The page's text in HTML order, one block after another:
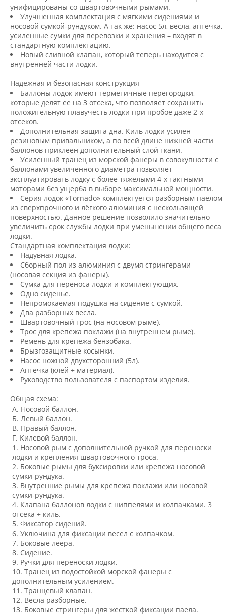
унифицированы со швартовочными рымами.
Улучшенная комплектация с мягкими сидениями и
носовой сумкой-рундуком. А так же: насос 5л, весла, аптечка,
усиленные сумки для перевозки и хранения – входят в
стандартную комплектацию.
Новый сливной клапан, который теперь находится с
внутренней части лодки.
Надежная и безопасная конструкция
Баллоны лодок имеют герметичные перегородки,
которые делят ее на 3 отсека, что позволяет сохранить
положительную плавучесть лодки при пробое даже 2-х
отсеков.
Дополнительная защита дна. Киль лодки усилен
резиновым привальником, а по всей длине нижней части
баллонов приклеен дополнительный слой ткани.
Усиленный транец из морской фанеры в совокупности с
баллонами увеличенного диаметра позволяет
эксплуатировать лодку с более тяжёлыми 4-х тактными
моторами без ущерба в выборе максимальной мощности.
Серия лодок «Tornado» комплектуется разборным паёлом
из сверхпрочного и лёгкого алюминия с нескользящей
поверхностью. Данное решение позволило значительно
увеличить срок службы лодки при уменьшении общего веса
лодки.
Стандартная комплектация лодки:
Надувная лодка.
Сборный пол из алюминия с двумя стрингерами
(носовая секция из фанеры).
Сумка для переноса лодки и комплектующих.
Одно сиденье.
Непромокаемая подушка на сидение с сумкой.
Два разборных весла.
Швартовочный трос (на носовом рыме).
Трос для крепежа поклажи (на внутреннем рыме).
Ремень для крепежа бензобака.
Брызгозащитные косынки.
Насос ножной двухсторонний (5л).
Аптечка (клей + материал).
Руководство пользователя с паспортом изделия.
Общая схема:
А. Носовой баллон.
Б. Левый баллон.
В. Правый баллон.
Г. Килевой баллон.
1 . Носовой рым с дополнительной ручкой для переноски
лодки и крепления швартовочного троса.
2. Боковые рымы для буксировки или крепежа носовой
сумки-рундука.
3. Внутренние рымы для крепежа поклажи или носовой
сумки-рундука.
4. Клапана баллонов лодки с ниппелями и колпачками. 3
отсека + киль.
5. Фиксатор сидений.
6. Уключина для фиксации весел с колпачком.
7. Боковые леера.
8. Сидение.
9. Ручки для переноски лодки.
10. Транец из водостойкой морской фанеры с
дополнительным усилением.
11 . Транцевый клапан.
12. Весла разборные.
13. Боковые стрингеры для жесткой фиксации паела.